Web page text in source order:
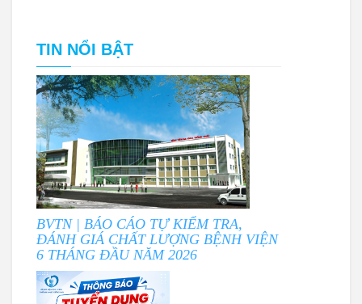
TIN NỔI BẬT
BVTN | BÁO CÁO TỰ KIỂM TRA,
ĐÁNH GIÁ CHẤT LƯỢNG BỆNH VIỆN
6 THÁNG ĐẦU NĂM 2026